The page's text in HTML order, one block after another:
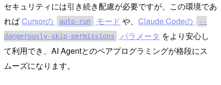
セキュリティには引き続き配慮が必要ですが、この環境であ
ればCursorの auto-run モード や、Claude Codeの
--
dangerously-skip-permissions
パラメータ をより安心し
て利用でき、AI Agentとのペアプログラミングが格段にス
ムーズになります。